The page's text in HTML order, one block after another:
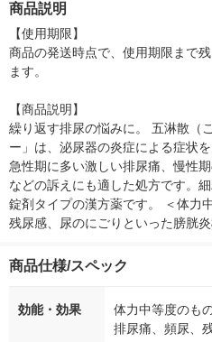
本体＋つめかえセット
P＆G
商品説明
【使用期限】
商品の発送時点で、使用期限まで
ます。
【商品説明】
繰り返す排尿の悩みに。 五淋散（
ー」は、泌尿器の炎症による症状
急性期に多い激しい排尿痛、慢性
などの訴えにも適した処方です。
錠剤タイプの漢方薬です。 ＜体力
残尿感、尿のにごりといった膀胱
商品仕様/スペック
効能・効果
体力中等度のも
排尿痛、頻尿、